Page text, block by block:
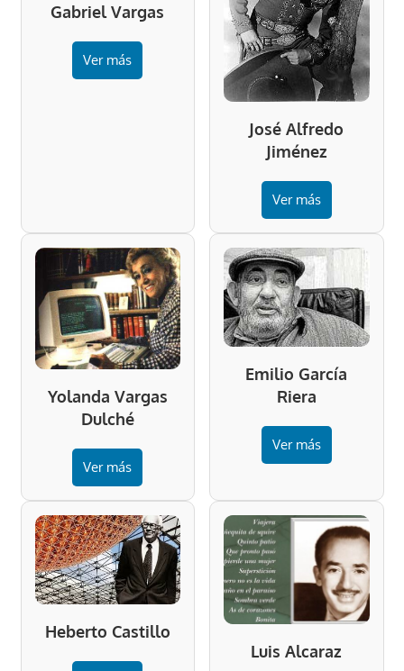
Gabriel Vargas
Ver más
José Alfredo
Jiménez
Ver más
Yolanda Vargas
Dulché
Ver más
Emilio García
Riera
Ver más
Heberto Castillo
Luis Alcaraz